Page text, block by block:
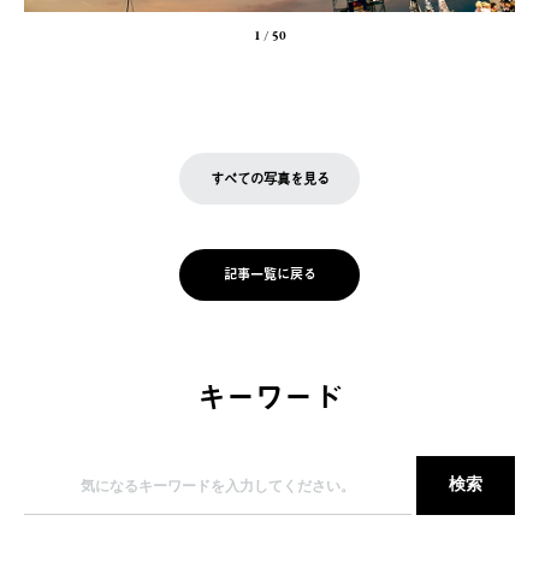
1/50
すべての写真を見る
記事一覧に戻る
キーワード